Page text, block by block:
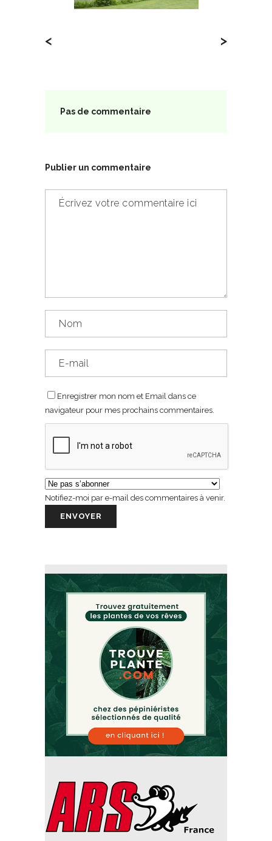
< >
Pas de commentaire
Publier un commentaire
Enregistrer mon nom et Email dans ce
navigateur pour mes prochains commentaires.
Notifiez-moi par e-mail des commentaires à venir.